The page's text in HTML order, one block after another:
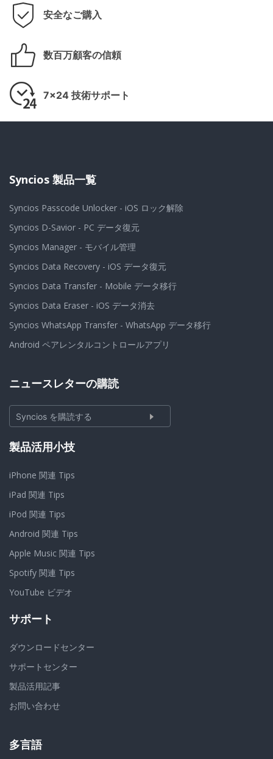
安全なご購入
数百万顧客の信頼
7x24 技術サポート
Syncios 製品一覧
Syncios Passcode Unlocker - iOS ロック解除
Syncios D-Savior - PC データ復元
Syncios Manager - モバイル管理
Syncios Data Recovery - iOS データ復元
Syncios Data Transfer - Mobile データ移行
Syncios Data Eraser - iOS データ消去
Syncios WhatsApp Transfer - WhatsApp データ移行
Android ペアレンタルコントロールアプリ
ニュースレターの購読
Syncios を購読する
製品活用小技
iPhone 関連 Tips
iPad 関連 Tips
iPod 関連 Tips
Android 関連 Tips
Apple Music 関連 Tips
Spotify 関連 Tips
YouTube ビデオ
サポート
ダウンロードセンター
サポートセンター
製品活用記事
お問い合わせ
多言語